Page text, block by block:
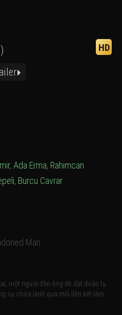
HD
, Ada Erma, Rahimcan
, Burcu Cavrar
Man
một người đàn ông dè dặt đoàn tụ
sự chữa lành qua mối liên kết làm